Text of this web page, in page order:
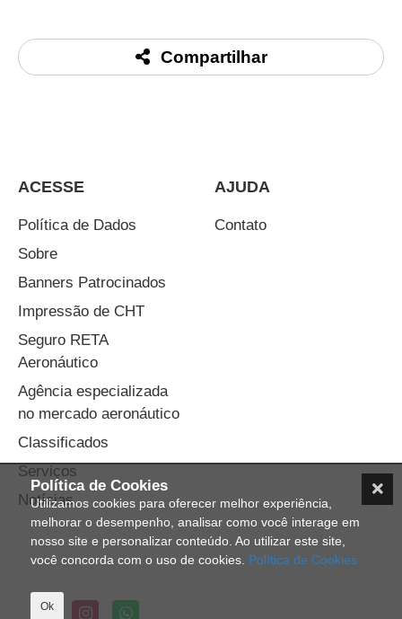
Compartilhar
ACESSE
Política de Dados
Sobre
Banners Patrocinados
Impressão de CHT
Seguro RETA
Aeronáutico
Agência especializada
no mercado aeronáutico
Classificados
Serviços
Notícias
AJUDA
Contato
Política de Cookies
Utilizamos cookies para oferecer melhor experiência,
melhorar o desempenho, analisar como você interage em
nosso site e personalizar conteúdo. Ao utilizar este site,
você concorda com o uso de cookies. Política de Cookies
Ok